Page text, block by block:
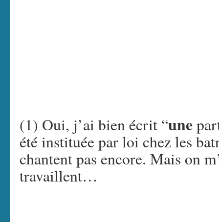
(1) Oui, j’ai bien écrit “une
été instituée par loi chez les
chantent pas encore. Mais on
travaillent…